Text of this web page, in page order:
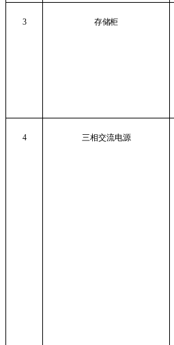
3 存储柜
4 三相交流电源